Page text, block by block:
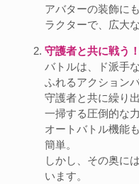
アバターの装飾に
ラクターで、広大
守護者と共に戦う
バトルは、ド派手
ふれるアクション
守護者と共に繰り
一掃する圧倒的な
オートバトル機能
簡単。
しかし、その奥に
います。